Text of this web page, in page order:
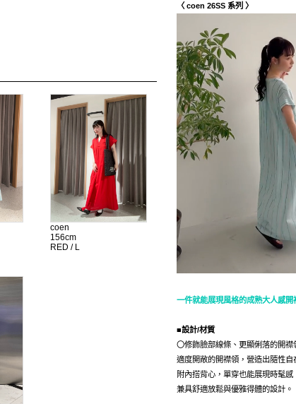
coen
156cm
RED / L
〈 coen 26SS 系列 〉
一件就能展現風格的成熟大人感開
■設計/材質
〇修飾臉部線條、更顯俐落的開襟
適度開敞的開襟領，營造出隨性
附內搭背心，單穿也能展現時髦感
兼具舒適放鬆與優雅得體的設計。